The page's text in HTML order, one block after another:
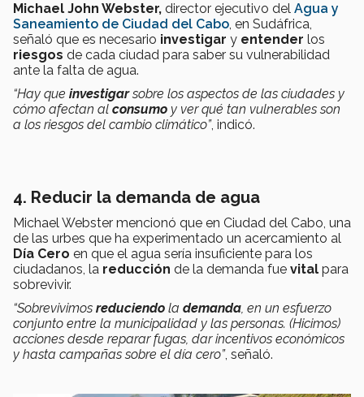
Michael John Webster, director ejecutivo del Agua y
Saneamiento de Ciudad del Cabo, en Sudáfrica,
señaló que es necesario investigar y entender los
riesgos de cada ciudad para saber su vulnerabilidad
ante la falta de agua.
“Hay que investigarsobre los aspectos de las ciudades y
cómo afectan al consumo y ver qué tan vulnerables son
a los riesgos del cambio climático”, indicó.
4. Reducir la demanda de agua
Michael Webster mencionó que en Ciudad del Cabo, una
de las urbes que ha experimentado un acercamiento al
Día Cero en que el agua sería insuficiente para los
ciudadanos, la reducción de la demanda fue vital para
sobrevivir.
“Sobrevivimos reduciendo la demanda, en un esfuerzo
conjunto entre la municipalidad y las personas. (Hicimos)
acciones desde reparar fugas, dar incentivos económicos
y hasta campañas sobre el día cero”, señaló.